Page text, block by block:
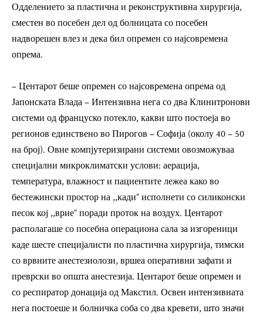
Одделението за пластична и реконструктивна хирургија,
сместен во посебен дел од болницата со посебен
надворешен влез и дека бил опремен со најсовремена
опрема.
– Центарот беше опремен со најсовремена опрема од
Јапонската Влада – Интензивна нега со два Клинитронови
системи од француско потекло, какви што постоеја во
регионов единствено во Пирогов – Софија (околу 40 – 50
на број). Овие компјутеризирани системи овозможуваа
специјални микроклиматски услови: аерација,
температура, влажност и пациентите лежеа како во
бестежински простор на ,,кади” исполнети со силиконски
песок кој ,,врие” поради проток на воздух. Центарот
располагаше со посебна операциона сала за изгореници
каде шесте специјалисти по пластична хирургија, тимски
со врвните анестезиолози, вршеа оперативни зафати и
преврски во општа анестезија. Центарот беше опремен и
со респиратор донација од Макстил. Освен интензивната
нега постоеше и болничка соба со два кревети, што значи